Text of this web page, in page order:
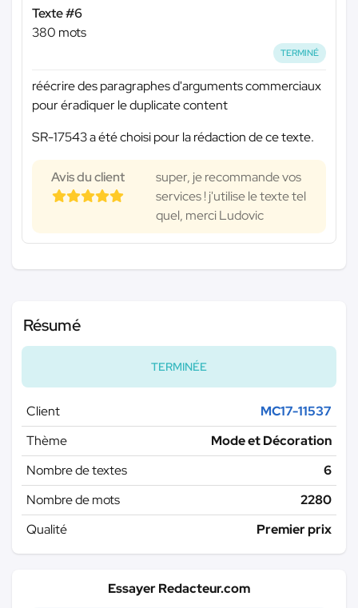
Texte #6
380 mots
TERMINÉ
réécrire des paragraphes d'arguments commerciaux
pour éradiquer le duplicate content
SR-17543 a été choisi pour la rédaction de ce texte.
Avis du client
super, je recommande vos
services ! j'utilise le texte tel
quel, merci Ludovic
Résumé
TERMINÉE
Client
MC17-11537
Thème
Mode et Décoration
Nombre de textes
6
Nombre de mots
2280
Qualité
Premier prix
Essayer Redacteur.com